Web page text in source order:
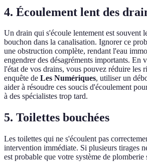
4. Écoulement lent des
Un drain qui s'écoule lentement est souvent
bouchon dans la canalisation. Ignorer ce
une obstruction complète, rendant l'eau
engendrer des désagréments importants. En
l'état de vos drains, vous pouvez réduire les
enquête de Les Numériques, utiliser un
aider à résoudre ces soucis d'écoulement
à des spécialistes trop tard.
5. Toilettes bouchées
Les toilettes qui ne s'écoulent pas
intervention immédiate. Si plusieurs tirages
est probable que votre système de